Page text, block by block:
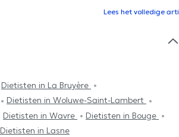
Lees het volledige
Dietisten in La Bruyère
Dietisten in Woluwe-Saint-Lambert
Dietisten in Wavre
Dietisten in Bouge
Dietisten in Lasne